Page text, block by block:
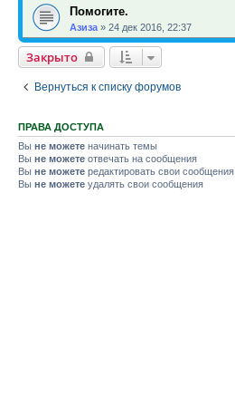
Помогите.
Азиза » 24 дек 2016, 22:37
Закрыто
Вернуться к списку форумов
ПРАВА ДОСТУПА
Вы не можете начинать темы
Вы не можете отвечать на сообщения
Вы не можете редактировать свои сообщения
Вы не можете удалять свои сообщения